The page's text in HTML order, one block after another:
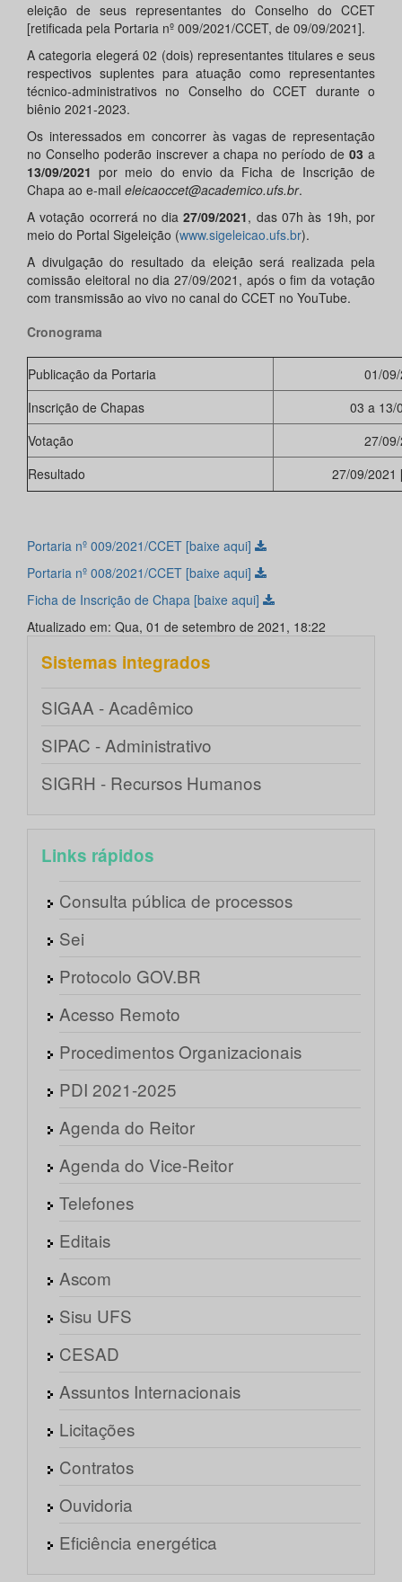
eleição de seus representantes do Conselho do CCET
[retificada pela Portaria nº 009/2021/CCET, de 09/09/2021].
A categoria elegerá 02 (dois) representantes titulares e seus
respectivos suplentes para atuação como representantes
técnico-administrativos no Conselho do CCET durante o
biênio 2021-2023.
Os interessados em concorrer às vagas de representação
no Conselho poderão inscrever a chapa no período de03 a
13/09/2021 por meio do envio da Ficha de Inscrição de
Chapa ao e-mail eleicaoccet@academico.ufs.br.
A votação ocorrerá no dia27/09/2021, das 07h às 19h, por
meio do Portal Sigeleição (www.sigeleicao.ufs.br).
A divulgação do resultado da eleição será realizada pela
comissão eleitoral no dia 27/09/2021, após o fim da votação
com transmissão ao vivo no canal do CCET no YouTube.
Cronograma
Publicação da Portaria
01/
Inscrição de Chapas
03 a 13/
Votação
27/
Resultado
27/09/2021
Portaria nº 009/2021/CCET [baixe aqui]
Portaria nº 008/2021/CCET [baixe aqui]
Ficha de Inscrição de Chapa [baixe aqui]
Atualizado em: Qua, 01 de setembro de 2021, 18:22
Sistemas integrados
SIGAA - Acadêmico
SIPAC - Administrativo
SIGRH - Recursos Humanos
Links rápidos
Consulta pública de processos
Sei
Protocolo GOV.BR
Acesso Remoto
Procedimentos Organizacionais
PDI 2021-2025
Agenda do Reitor
Agenda do Vice-Reitor
Telefones
Editais
Ascom
Sisu UFS
CESAD
Assuntos Internacionais
Licitações
Contratos
Ouvidoria
Eficiência energética